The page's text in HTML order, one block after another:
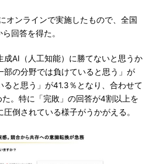
オンラインで実施したもので、全国
回答を得た。
AI（人工知能）に勝てないと思うか
部の分野では負けていると思う」が
ると思う」が41.3％となり、合わせて
。特に「完敗」の回答が4割以上を
倒されている様子がうかがえる。